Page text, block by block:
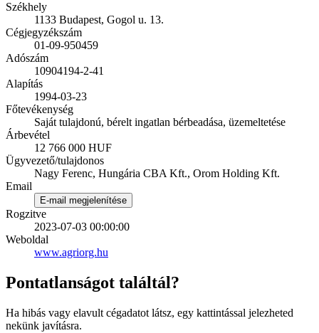
Székhely
1133 Budapest, Gogol u. 13.
Cégjegyzékszám
01-09-950459
Adószám
10904194-2-41
Alapítás
1994-03-23
Főtevékenység
Saját tulajdonú, bérelt ingatlan bérbeadása, üzemeltetése
Árbevétel
12 766 000 HUF
Ügyvezető/tulajdonos
Nagy Ferenc, Hungária CBA Kft., Orom Holding Kft.
Email
E-mail megjelenítése
Rogzitve
2023-07-03 00:00:00
Weboldal
www.agriorg.hu
Pontatlanságot találtál?
Ha hibás vagy elavult cégadatot látsz, egy kattintással jelezheted
nekünk javításra.